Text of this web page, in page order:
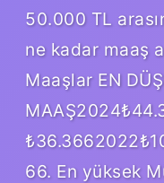
50.000 TL
ne kadar maaş
Maaşlar EN
66. En yüksek